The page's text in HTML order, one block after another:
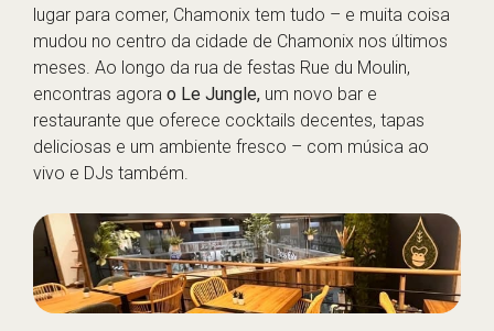
lugar para comer, Chamonix tem tudo – e muita coisa
mudou no centro da cidade de Chamonix nos últimos
meses. Ao longo da rua de festas Rue du Moulin,
encontras agora o Le Jungle, um novo bar e
restaurante que oferece cocktails decentes, tapas
deliciosas e um ambiente fresco – com música ao
vivo e DJs também.